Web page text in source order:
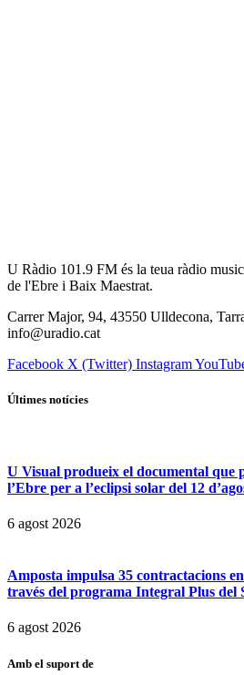
U Ràdio 101.9 FM és la teua ràdio
de l'Ebre i Baix Maestrat.
Carrer Major, 94, 43550 Ulldecona,
info@uradio.cat
Facebook X (Twitter) Instagram
Últimes notícies
U Visual produeix el documental que
l’Ebre per a l’eclipsi solar del 12
6 agost 2026
Amposta impulsa 35 contractacions
través del programa Integral Plus del
6 agost 2026
Amb el suport de